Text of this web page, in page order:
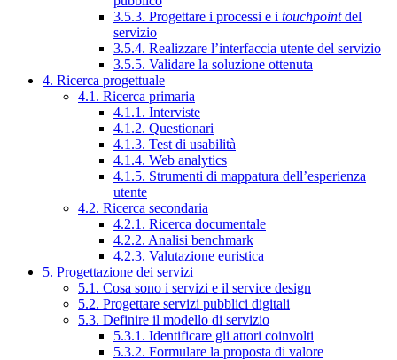
3.5.3. Progettare i processi e i touchpointdel
servizio
3.5.4. Realizzare l’interfaccia utente del servizio
3.5.5. Validare la soluzione ottenuta
4. Ricerca progettuale
4.1. Ricerca primaria
4.1.1. Interviste
4.1.2. Questionari
4.1.3. Test di usabilità
4.1.4. Web analytics
4.1.5. Strumenti di mappatura dell’esperienza
utente
4.2. Ricerca secondaria
4.2.1. Ricerca documentale
4.2.2. Analisi benchmark
4.2.3. Valutazione euristica
5. Progettazione dei servizi
5.1. Cosa sono i servizi e il service design
5.2. Progettare servizi pubblici digitali
5.3. Definire il modello di servizio
5.3.1. Identificare gli attori coinvolti
5.3.2. Formulare la proposta di valore